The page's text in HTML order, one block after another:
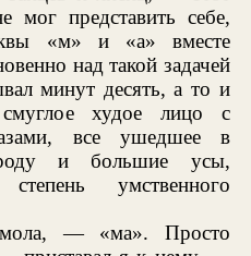
представить себе,
«м» и «а» вместе
над такой задачей
минут десять, а то и
худое лицо с
все ушедшее в
и большие усы,
умственного
— «ма». Просто